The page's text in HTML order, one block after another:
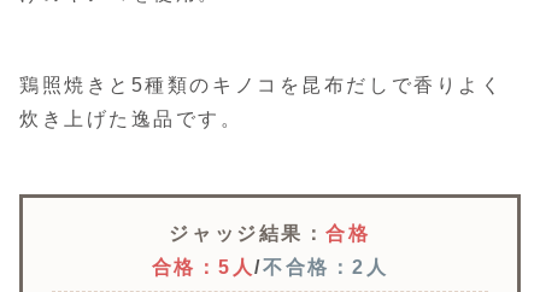
鶏照焼きと5種類のキノコを昆布だしで香りよく
炊き上げた逸品です。
ジャッジ結果：合格
合格：5人/不合格：2人